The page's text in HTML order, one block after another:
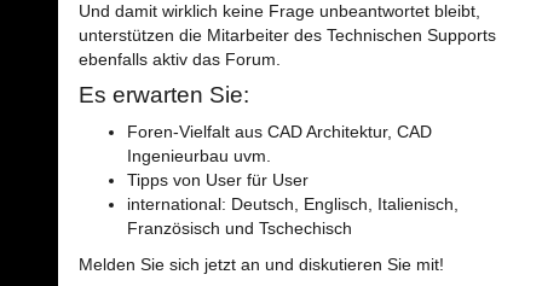
Und damit wirklich keine Frage unbeantwortet bleibt,
unterstützen die Mitarbeiter des Technischen Supports
ebenfalls aktiv das Forum.
Es erwarten Sie:
Foren-Vielfalt aus CAD Architektur, CAD
Ingenieurbau uvm.
Tipps von User für User
international: Deutsch, Englisch, Italienisch,
Französisch und Tschechisch
Melden Sie sich jetzt an und diskutieren Sie mit!